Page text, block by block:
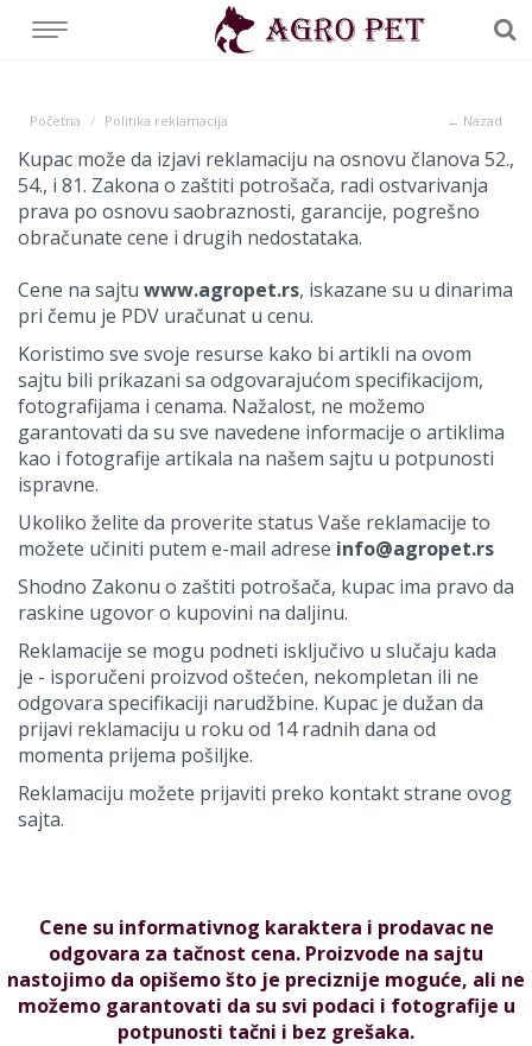
Početna Politika reklamacija ← Nazad
Kupac može da izjavi reklamaciju na osnovu članova 52.,
54., i 81. Zakona o zaštiti potrošača, radi ostvarivanja
prava po osnovu saobraznosti, garancije, pogrešno
obračunate cene i drugih nedostataka.
Cene na sajtu www.agropet.rs, iskazane su u dinarima
pri čemu je PDV uračunat u cenu.
Koristimo sve svoje resurse kako bi artikli na ovom
sajtu bili prikazani sa odgovarajućom specifikacijom,
fotografijama i cenama. Nažalost, ne možemo
garantovati da su sve navedene informacije o artiklima
kao i fotografije artikala na našem sajtu u potpunosti
ispravne.
Ukoliko želite da proverite status Vaše reklamacije to
možete učiniti putem e-mail adrese info@agropet.rs
Shodno Zakonu o zaštiti potrošača, kupac ima pravo da
raskine ugovor o kupovini na daljinu.
Reklamacije se mogu podneti isključivo u slučaju kada
je - isporučeni proizvod oštećen, nekompletan ili ne
odgovara specifikaciji narudžbine. Kupac je dužan da
prijavi reklamaciju u roku od 14 radnih dana od
momenta prijema pošiljke.
Reklamaciju možete prijaviti preko kontakt strane ovog
sajta.
Cene su informativnog karaktera i prodavac ne
odgovara za tačnost cena. Proizvode na sajtu
nastojimo da opišemo što je preciznije moguće, ali ne
možemo garantovati da su svi podaci i fotografije u
potpunosti tačni i bez grešaka.